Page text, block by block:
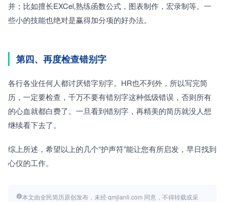
并；比如擅长EXCel,熟练函数公式，图表制作，宏录制等。一
些小的技能也绝对是赢得加分项的好办法。
第四、再度检查错别字
各行各业任何人都讨厌错字别字。HR也不列外，所以写完简
历，一定要检查，千万不要有错别字这种低级错误，否则所有
的心血就都白费了。一旦看到错别字，再精美的简历就没人想
继续看下去了。
综上所述，希望以上的几个“护声符”能让您有所启发，早日找到
心仪的工作。
本文由全民简历原创发布，未经 qmjianli.com 同意，不得转载或采